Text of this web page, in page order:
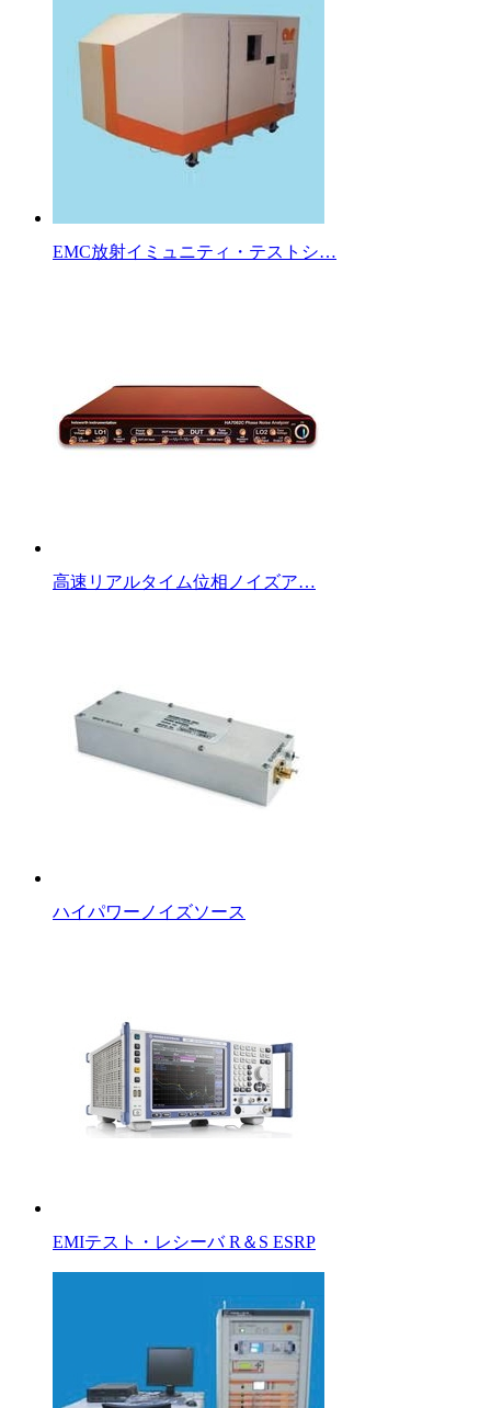
EMC放射イミュニティ・テストシ…
高速リアルタイム位相ノイズア…
ハイパワーノイズソース
EMIテスト・レシーバ R＆S ESRP